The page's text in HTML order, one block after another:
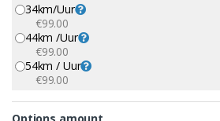
34km/uur
€99.00
44km /uur
€99.00
54km / Uur
€99.00